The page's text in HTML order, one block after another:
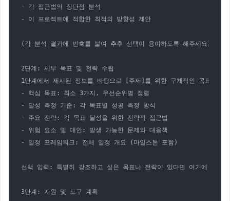
- 각 접근법의 장단점 분석
- 이 프로젝트에 적합한 최적의 방향성 제안
(각 분석 결과에 번호를 붙여 추후 선택이 용이하도록 해주세요)
2단계: 세부 목표 및 전략 수립
1단계에서 제시된 정보를 바탕으로 [주제]를 위한 구체적인 목표와 전
- 핵심 목표: 최소 3가지, 우선순위별 정렬
- 달성 측정 기준: 각 목표별 성공 측정 방식
- 주요 전략: 각 목표 달성을 위한 전략적 접근법
- 위험 요소 및 대안: 발생 가능한 문제와 대응책
- 일정 프레임워크: 전체 일정 개요 (마일스톤 포함)
선택 입력: 특별히 강조하고 싶은 목표나 전략이 있다면 여기에 기입
3단계: 자원 및 도구 계획